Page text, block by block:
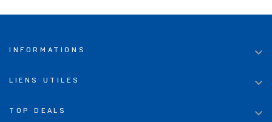
INFORMATIONS 
LIENS UTILES 
TOP DEALS 